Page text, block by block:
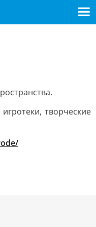
творческие